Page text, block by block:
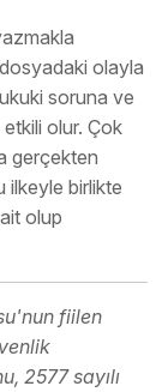
olayla
soruna ve
olur. Çok
gerçekten
ilkeyle birlikte
olup
fiilen
2577 sayılı